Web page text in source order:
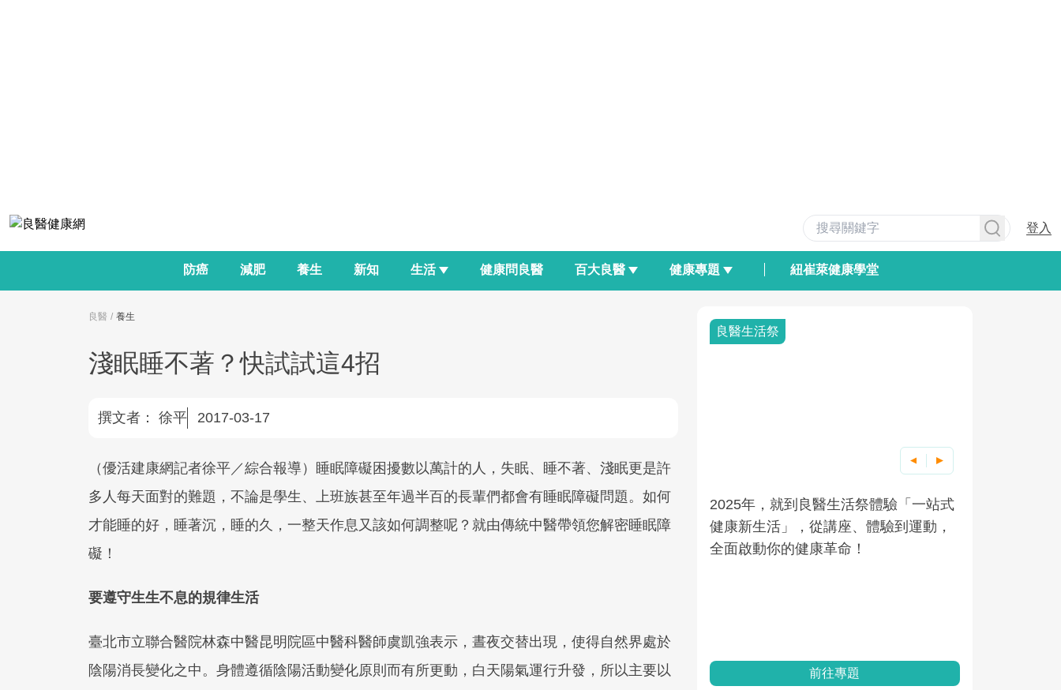
登入
防癌 減肥 養生 新知 生活 健康問良醫 百大良醫 健康專題 紐崔萊健康學堂
良醫 養生
淺眠睡不著？快試試這4招
撰文者： 徐平 2017-03-17
（優活建康網記者徐平／綜合報導）睡眠障礙困擾數以萬計的人，失眠、睡不著、淺眠更是許
多人每天面對的難題，不論是學生、上班族甚至年過半百的長輩們都會有睡眠障礙問題。如何
才能睡的好，睡著沉，睡的久，一整天作息又該如何調整呢？就由傳統中醫帶領您解密睡眠障
礙！
要遵守生生不息的規律生活
臺北市立聯合醫院林森中醫昆明院區中醫科醫師虞凱強表示，晝夜交替出現，使得自然界處於
陰陽消長變化之中。身體遵循陰陽活動變化原則而有所更動，白天陽氣運行升發，所以主要以
面對超高齡社會的浪潮，台灣正在快速
邁向「健康照護」的新時代。隨著國家
狀況、啟動健康管理的重要起點。
前往專題
良醫生活祭
2025年，就到良醫生活祭體驗「一站式
健康新生活」，從講座、體驗到運動，
全面啟動你的健康革命！
前往專題